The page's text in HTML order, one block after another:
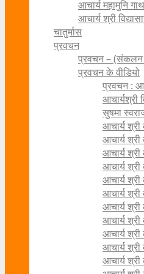
आचार्य महामुनि
आचार्य श्री
चातुर्मास
प्रवचन
प्रवचन – (संकलन :
प्रवचन के वीडियो
प्रवचन :
आचार्यश्री
सुषमा
आचार्य
आचार्य
आचार्य
आचार्य
आचार्य
आचार्य
आचार्य
आचार्य
आचार्य
आचार्य
आचार्य